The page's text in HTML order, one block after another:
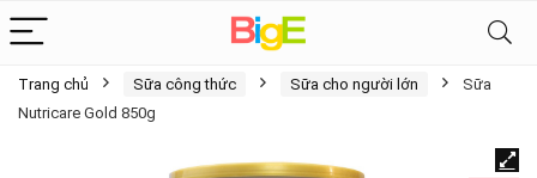
Trang chủ Sữa công thức Sữa cho người lớn
Sữa
Nutricare Gold 850g